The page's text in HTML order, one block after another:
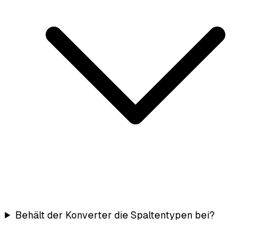
Behält der Konverter die Spaltentypen bei?